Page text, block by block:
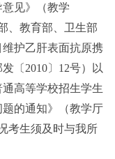
见》（教学
、教育部、卫生部
维护乙肝表面抗原携
〔2010〕12号）以
高等学校招生学生
的通知》（教学厅
考生须及时与我所